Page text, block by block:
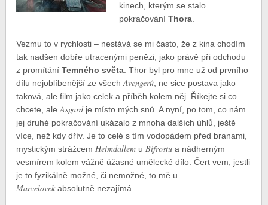
kinech, kterým se stalo
pokračováníThora
Vezmu to v rychlosti – nestává se mi často, že z kina chodím
tak nadšen dobře utracenými penězi, jako právě při odchodu
z promítáníTemného světa . Thor byl pro mne už od prvního
dílu nejoblíbenější ze všechAvengerů , ne sice postava jako
taková, ale film jako celek a příběh kolem něj. Říkejte si co
chcete, aleAsgard je místo mých snů. A nyní, po tom, co nám
jej druhé pokračování ukázalo z mnoha dalších úhlů, ještě
více, než kdy dřív. Je to celé s tím vodopádem před branami,
mystickým strážcem Heimdallem u Bifrostu a nádherným
vesmírem kolem vážně úžasné umělecké dílo. Čert vem, jestli
je to fyzikálně možné, či nemožné, to mě u
Marvelovek absolutně nezajímá.